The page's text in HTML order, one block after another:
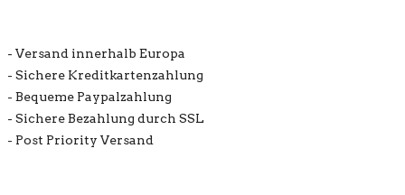
- Versand innerhalb Europa
- Sichere Kreditkartenzahlung
- Bequeme Paypalzahlung
- Sichere Bezahlung durch SSL
- Post Priority Versand